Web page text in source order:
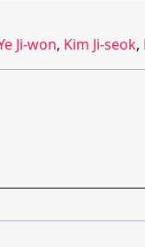
Ji-won, Kim Ji-seok,